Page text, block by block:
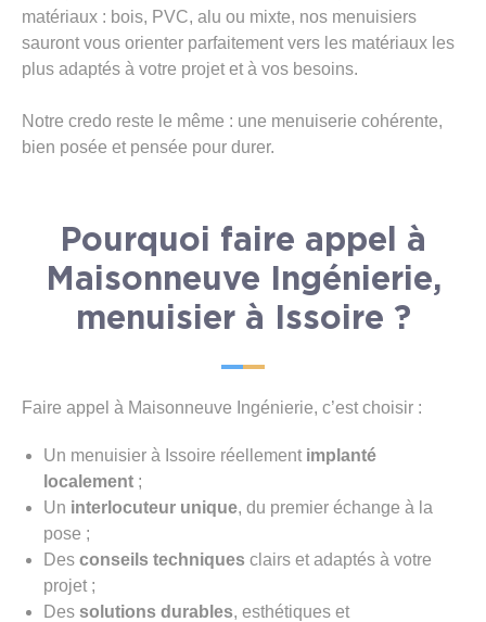
matériaux : bois, PVC, alu ou mixte, nos menuisiers
sauront vous orienter parfaitement vers les matériaux les
plus adaptés à votre projet et à vos besoins.
Notre credo reste le même : une menuiserie cohérente,
bien posée et pensée pour durer.
Pourquoi faire appel à
Maisonneuve Ingénierie,
menuisier à Issoire ?
Faire appel à Maisonneuve Ingénierie, c’est choisir :
Un menuisier à Issoire réellement implanté
localement ;
Un interlocuteur unique, du premier échange à la
pose ;
Des conseils techniques clairs et adaptés à votre
projet ;
Des solutions durables, esthétiques et